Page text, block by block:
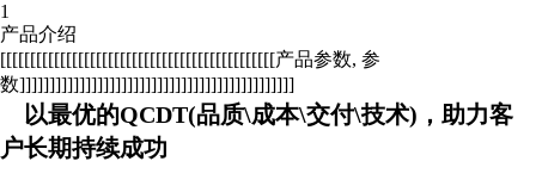
1
产品介绍
[[[[[[[[[[[[[[[[[[[[[[[[[[[[[[[[[[[[[[[[[[[[[[产品参数, 参
数]]]]]]]]]]]]]]]]]]]]]]]]]]]]]]]]]]]]]]]]]]]]]]
以最优的QCDT(品质\成本\交付\技术)，助力客
户长期持续成功